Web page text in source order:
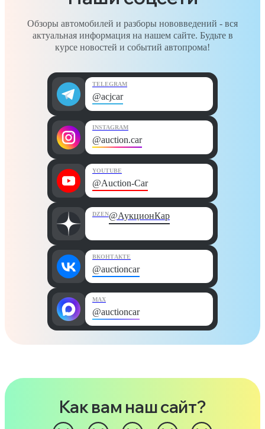
Обзоры автомобилей и разборы нововведений - вся
актуальная информация на нашем сайте. Будьте в
курсе новостей и событий автопрома!
TELEGRAM
@acjcar
INSTAGRAM
@auction.car
YOUTUBE
@Auction-Car
DZEN@АукционКар
ВКОНТАКТЕ
@auctioncar
MAX
@auctioncar
Как вам наш сайт?